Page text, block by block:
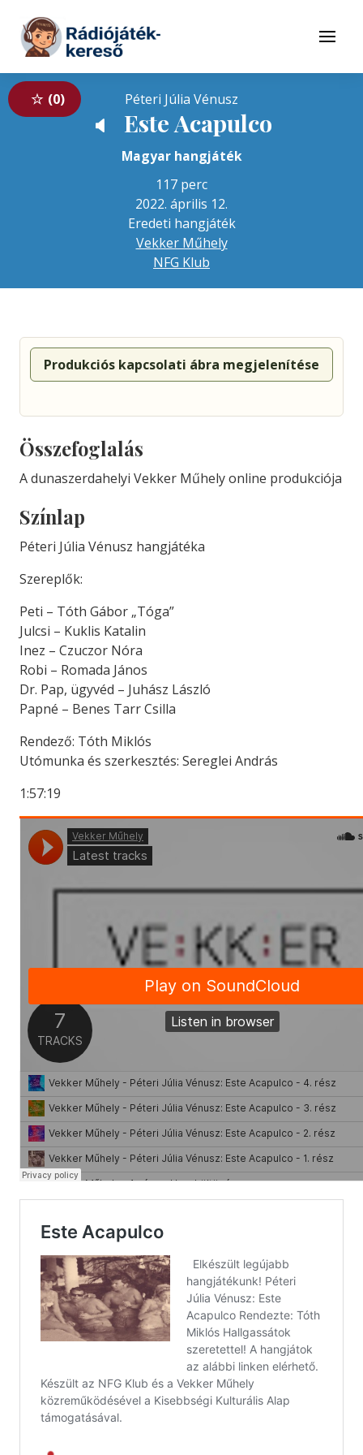
Tovább a tartalomhoz
Menü
0 Péteri Júlia Vénusz
🔈 Este Acapulco
Magyar hangjáték
117 perc
2022. április 12.
Eredeti hangjáték
Vekker Műhely
NFG Klub
Produkciós kapcsolati ábra megjelenítése
Összefoglalás
A dunaszerdahelyi Vekker Műhely online produkciója
Színlap
Péteri Júlia Vénusz hangjátéka
Szereplők:
Peti – Tóth Gábor „Tóga”
Julcsi – Kuklis Katalin
Inez – Czuczor Nóra
Robi – Romada János
Dr. Pap, ügyvéd – Juhász László
Papné – Benes Tarr Csilla
Rendező: Tóth Miklós
Utómunka és szerkesztés: Sereglei András
1:57:19